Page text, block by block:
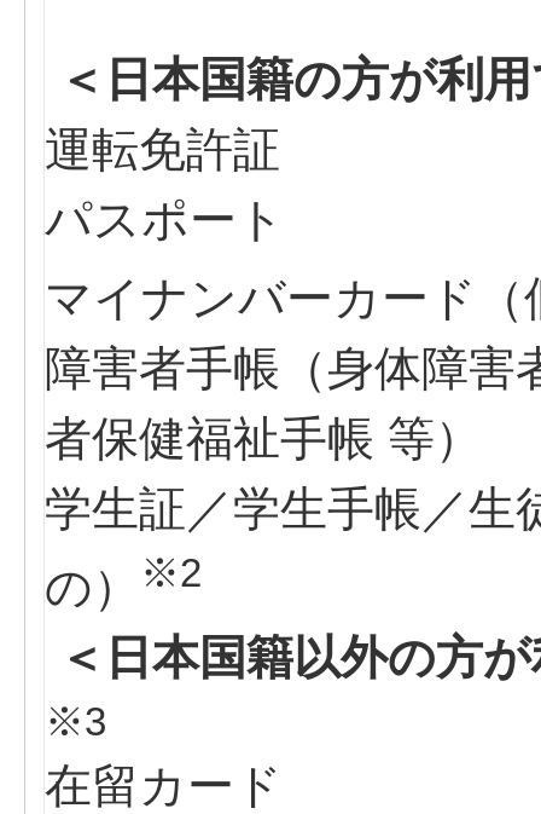
＜日本国籍の方が利
運転免許証
パスポート
マイナンバーカード
障害者手帳（身体障害
者保健福祉手帳 等）
学生証／学生手帳／生
の）
※2
＜日本国籍以外の方
※3
在留カード